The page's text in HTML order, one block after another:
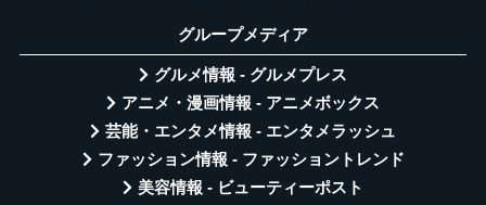
グループメディア
グルメ情報 - グルメプレス
アニメ・漫画情報 - アニメボックス
芸能・エンタメ情報 - エンタメラッシュ
ファッション情報 - ファッショントレンド
美容情報 - ビューティーポスト